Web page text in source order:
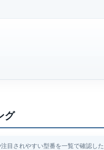
グ
目されやすい型番を一覧で確認し